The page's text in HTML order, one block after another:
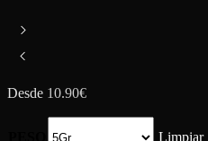
Desde 10.90€
Limpiar